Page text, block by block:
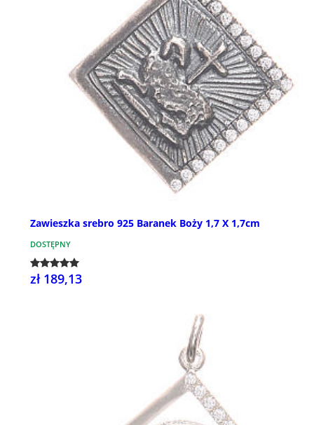
Zawieszka srebro 925 Baranek Boży 1,7 X 1,7cm
DOSTĘPNY
zł 189,13